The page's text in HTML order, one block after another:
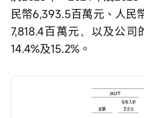
民幣6,393.5百萬元、人民
7,818.4百萬元，以及公司
14.4%及15.2%。